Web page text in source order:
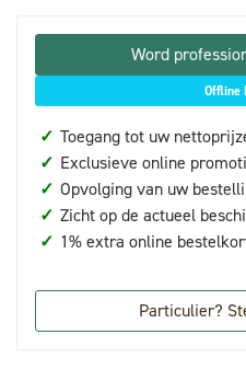
Word
Offline
✓ Toegang tot uw
✓ Exclusieve online
✓ Opvolging van uw
✓ Zicht op de actueel
✓ 1% extra online
Particulier?